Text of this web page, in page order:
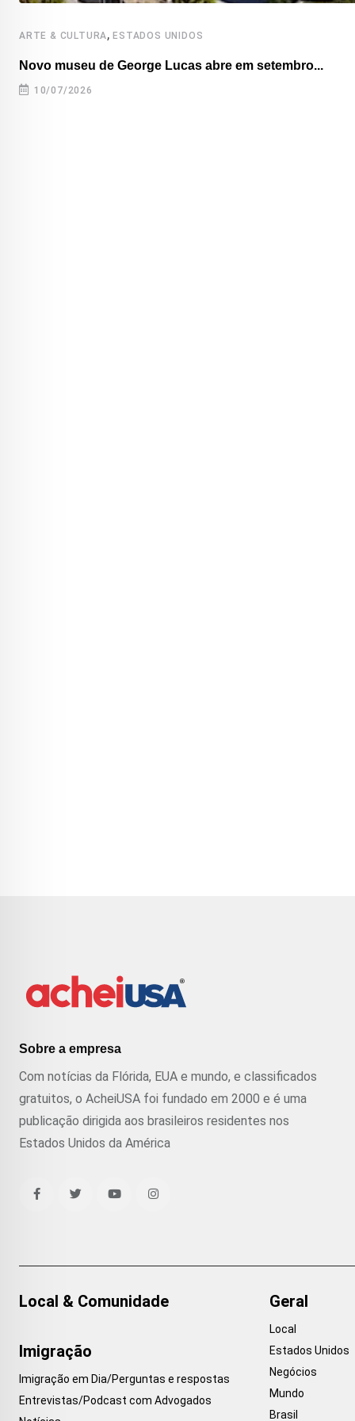
ARTE & CULTURA,ESTADOS UNIDOS
Novo museu de George Lucas abre em setembro...
10/07/2026
Sobre a empresa
Com notícias da Flórida, EUA e mundo, e classificados
gratuitos, o AcheiUSA foi fundado em 2000 e é uma
publicação dirigida aos brasileiros residentes nos
Estados Unidos da América
Local & Comunidade
Imigração
Imigração em Dia/Perguntas e respostas
Entrevistas/Podcast com Advogados
Geral
Local
Estados Unidos
Negócios
Mundo
Brasil